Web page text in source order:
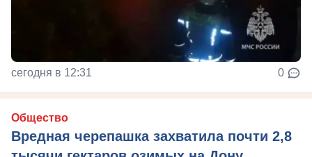
сегодня в 12:31 0
Общество
Вредная черепашка захватила почти 2,8